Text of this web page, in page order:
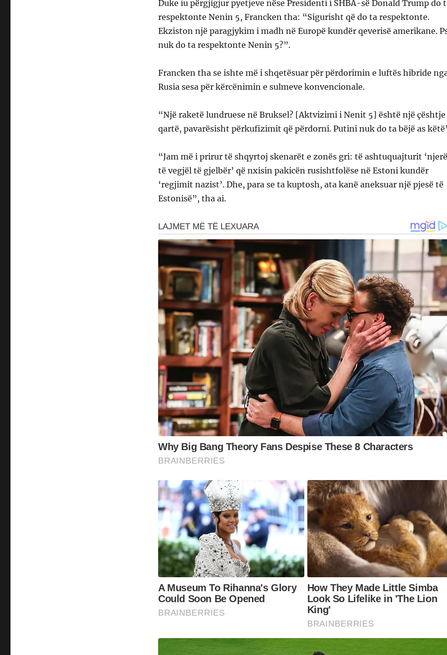
Duke iu përgjigjur pyetjeve nëse Presidenti i SHBA-së Donald Trump do
respektonte Nenin 5, Francken tha: “Sigurisht që do ta respektonte.
Ekziston një paragjykim i madh në Europë kundër qeverisë amerikane.
nuk do ta respektonte Nenin 5?”.
Francken tha se ishte më i shqetësuar për përdorimin e luftës hibride
Rusia sesa për kërcënimin e sulmeve konvencionale.
“Një raketë lundruese në Bruksel? [Aktvizimi i Nenit 5] është një çështje
qartë, pavarësisht përkufizimit që përdorni. Putini nuk do ta bëjë as
“Jam më i prirur të shqyrtoj skenarët e zonës gri: të ashtuquajturit
të vegjël të gjelbër’ që nxisin pakicën rusishtfolëse në Estoni kundër
‘regjimit nazist’. Dhe, para se ta kuptosh, ata kanë aneksuar një pjesë të
Estonisë”, tha ai.